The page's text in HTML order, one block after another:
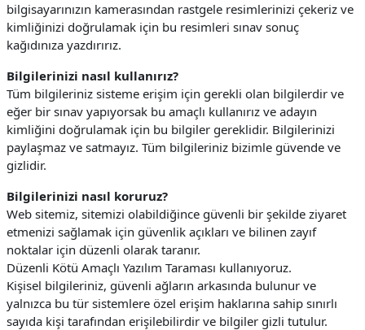
bilgisayarınızın kamerasından rastgele resimlerinizi çekeriz ve
kimliğinizi doğrulamak için bu resimleri sınav sonuç
kağıdınıza yazdırırız.
Bilgilerinizi nasıl kullanırız?
Tüm bilgileriniz sisteme erişim için gerekli olan bilgilerdir ve
eğer bir sınav yapıyorsak bu amaçlı kullanırız ve adayın
kimliğini doğrulamak için bu bilgiler gereklidir. Bilgilerinizi
paylaşmaz ve satmayız. Tüm bilgileriniz bizimle güvende ve
gizlidir.
Bilgilerinizi nasıl koruruz?
Web sitemiz, sitemizi olabildiğince güvenli bir şekilde ziyaret
etmenizi sağlamak için güvenlik açıkları ve bilinen zayıf
noktalar için düzenli olarak taranır.
Düzenli Kötü Amaçlı Yazılım Taraması kullanıyoruz.
Kişisel bilgileriniz, güvenli ağların arkasında bulunur ve
yalnızca bu tür sistemlere özel erişim haklarına sahip sınırlı
sayıda kişi tarafından erişilebilirdir ve bilgiler gizli tutulur.